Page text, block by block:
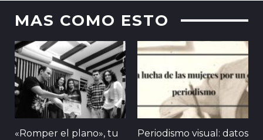
MAS COMO ESTO
«Romper el plano», tu
Periodismo visual: datos